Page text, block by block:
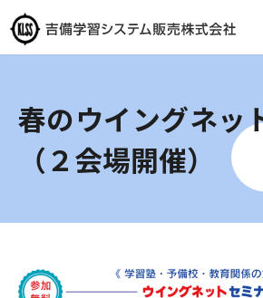
春のウイングネッ
（２会場開催）